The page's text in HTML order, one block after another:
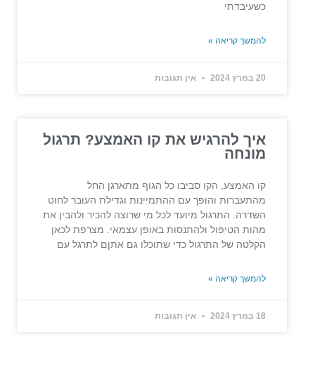
כשעיבדתי
להמשך קריאה »
20 במרץ 2024 אין תגובות
איך להרגיש את קו האמצע? תרגול
מונחה
קו האמצע, הקו סביבו כל הגוף מתארגן החל
מהתעברות והופך עם ההתמיינות וגדילת העובר לחוט
השדרה. התרגול מיועד לכל מי שרוצה להכיר ולהבין את
מהות הטיפול ולהתנסות באופן עצמאי. מצרפת לכאן
הקלטה של התרגול כדי שתוכלו גם אתןם לתרגל עם
להמשך קריאה »
18 במרץ 2024 אין תגובות